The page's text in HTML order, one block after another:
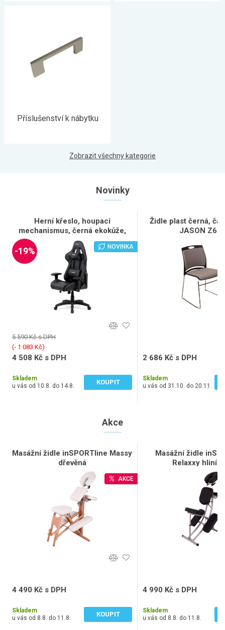
Příslušenství k nábytku
Zobrazit všechny kategorie
Novinky
Herní křeslo, houpací
mechanismus, černá ekokůže,
KA-F03 BK
NOVINKA
-19%
5 590 Kč s DPH
(‐ 1 083 Kč)
4 508 Kč s DPH
Skladem
u vás od 10.8. do 14.8.
KOUPIT
Židle plast černá,
JASON
2 686 Kč s DPH
Skladem
u vás od 31.10. do 20.11.
Akce
Masážní židle inSPORTline Massy
dřevěná
AKCE
4 490 Kč s DPH
Skladem
u vás od 8.8. do 11.8.
KOUPIT
Masážní židle
Relaxxy
4 990 Kč s DPH
Skladem
u vás od 8.8. do 11.8.